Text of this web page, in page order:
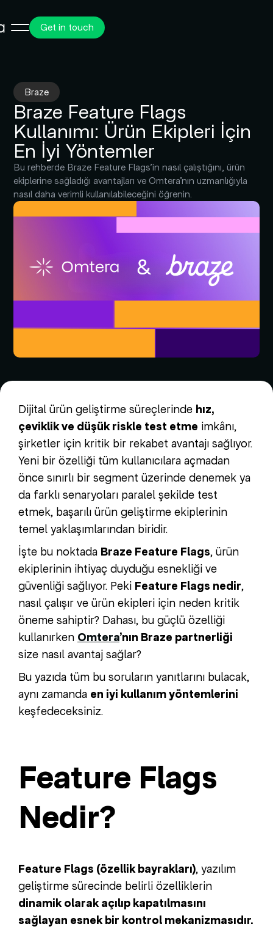
Get in touch
Braze
Braze Feature Flags
Kullanımı: Ürün Ekipleri İçin
En İyi Yöntemler
Bu rehberde Braze Feature Flags’in nasıl çalıştığını, ürün
ekiplerine sağladığı avantajları ve Omtera’nın uzmanlığıyla
nasıl daha verimli kullanılabileceğini öğrenin.
Dijital ürün geliştirme süreçlerinde hız,
çeviklik ve düşük riskle test etme imkânı,
şirketler için kritik bir rekabet avantajı sağlıyor.
Yeni bir özelliği tüm kullanıcılara açmadan
önce sınırlı bir segment üzerinde denemek ya
da farklı senaryoları paralel şekilde test
etmek, başarılı ürün geliştirme ekiplerinin
temel yaklaşımlarından biridir.
İşte bu noktada Braze Feature Flags, ürün
ekiplerinin ihtiyaç duyduğu esnekliği ve
güvenliği sağlıyor. Peki Feature Flags nedir,
nasıl çalışır ve ürün ekipleri için neden kritik
öneme sahiptir? Dahası, bu güçlü özelliği
kullanırken Omtera’nın Braze partnerliği
size nasıl avantaj sağlar?
Bu yazıda tüm bu soruların yanıtlarını bulacak,
aynı zamanda en iyi kullanım yöntemlerini
keşfedeceksiniz.
Feature Flags
Nedir?
Feature Flags (özellik bayrakları), yazılım
geliştirme sürecinde belirli özelliklerin
dinamik olarak açılıp kapatılmasını
sağlayan esnek bir kontrol mekanizmasıdır.